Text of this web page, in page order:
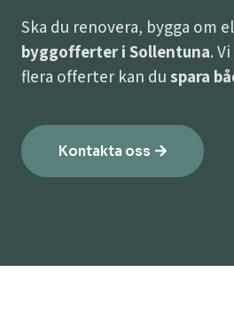
Ska du renovera, bygga om
byggofferter i Sollentuna.
flera offerter kan du spara
Kontakta oss